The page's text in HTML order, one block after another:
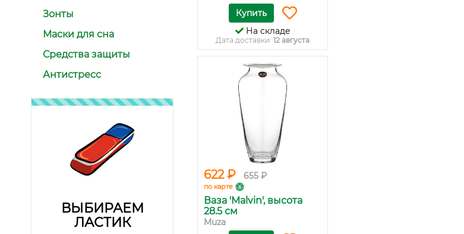
Зонты
Маски для сна
Средства защиты
Антистресс
ВЫБИРАЕМ
ЛАСТИК
Купить
На складе
Дата доставки: 12 августа
622 ₽ 655 ₽
по карте
Ваза 'Malvin', высота
28.5 см
Muza